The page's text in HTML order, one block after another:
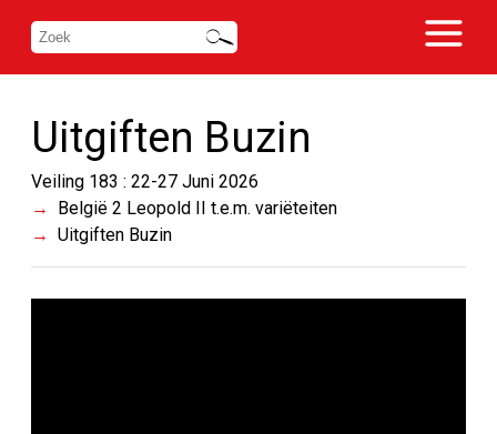
Uitgiften Buzin
Veiling 183 : 22-27 Juni 2026
België 2 Leopold II t.e.m. variëteiten
Uitgiften Buzin